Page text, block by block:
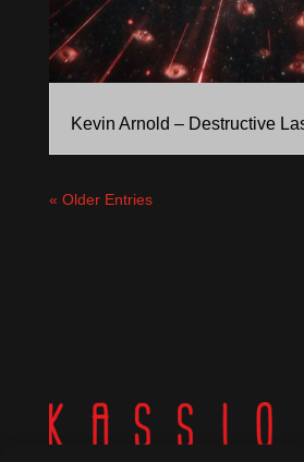
Kevin Arnold – Destructive
« Older Entries